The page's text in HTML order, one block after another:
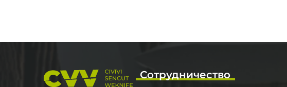
Сотрудничество